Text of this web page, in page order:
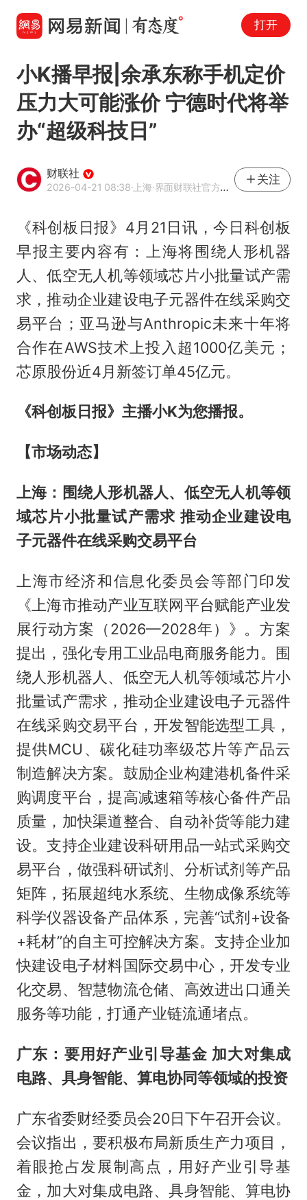
打开
小K播早报|余承东称手机定价
压力大可能涨价 宁德时代将举
办“超级科技日”
财联社
2026-04-21 08:38·上海·界面财联社官方账号
关注
《科创板日报》4月21日讯，今日科创板
早报主要内容有：上海将围绕人形机器
人、低空无人机等领域芯片小批量试产需
求，推动企业建设电子元器件在线采购交
易平台；亚马逊与Anthropic未来十年将
合作在AWS技术上投入超1000亿美元；
芯原股份近4月新签订单45亿元。
《科创板日报》主播小K为您播报。
【市场动态】
上海：围绕人形机器人、低空无人机等领
域芯片小批量试产需求 推动企业建设电
子元器件在线采购交易平台
上海市经济和信息化委员会等部门印发
《上海市推动产业互联网平台赋能产业发
展行动方案（2026—2028年）》。方案
提出，强化专用工业品电商服务能力。围
绕人形机器人、低空无人机等领域芯片小
批量试产需求，推动企业建设电子元器件
在线采购交易平台，开发智能选型工具，
提供MCU、碳化硅功率级芯片等产品云
制造解决方案。鼓励企业构建港机备件采
购调度平台，提高减速箱等核心备件产品
质量，加快渠道整合、自动补货等能力建
设。支持企业建设科研用品一站式采购交
易平台，做强科研试剂、分析试剂等产品
矩阵，拓展超纯水系统、生物成像系统等
科学仪器设备产品体系，完善“试剂+设备
+耗材”的自主可控解决方案。支持企业加
快建设电子材料国际交易中心，开发专业
化交易、智慧物流仓储、高效进出口通关
服务等功能，打通产业链流通堵点。
广东：要用好产业引导基金 加大对集成
电路、具身智能、算电协同等领域的投资
广东省委财经委员会20日下午召开会议。
会议指出，要积极布局新质生产力项目，
着眼抢占发展制高点，用好产业引导基
金，加大对集成电路、具身智能、算电协